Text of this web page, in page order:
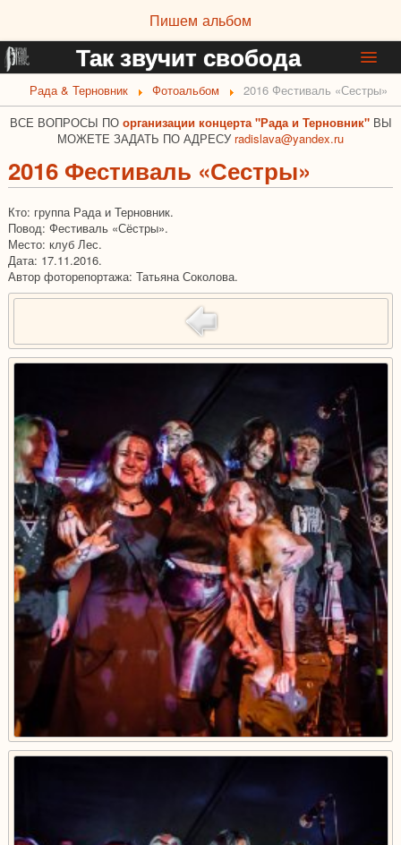
Пишем альбом
Так звучит свобода
Новости группы
Афиша
Информация о группе
Дискография
Фотоальбом
Музыка и видео
Тексты и стихи
Интервью и статьи
Рада & Терновник Фотоальбом
2016 Фестиваль «Сестры»
ВСЕ ВОПРОСЫ ПО организации концерта "Рада и Терновник" ВЫ
МОЖЕТЕ ЗАДАТЬ ПО АДРЕСУ radislava@yandex.ru
2016 Фестиваль «Сестры»
Кто: группа Рада и Терновник.
Повод: Фестиваль «Сёстры».
Место: клуб Лес.
Дата: 17.11.2016.
Автор фоторепортажа: Татьяна Соколова.